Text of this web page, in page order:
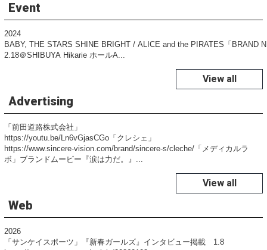
Event
2024
BABY, THE STARS SHINE BRIGHT / ALICE and the PIRATES「BRAND
2.18＠SHIBUYA Hikarie ホールA...
View all
Advertising
「前田道路株式会社」
https://youtu.be/Ln6vGjasCGo「クレシェ」
https://www.sincere-vision.com/brand/sincere-s/cleche/「メディカルラ
ボ」ブランドムービー『涙は力だ。』...
View all
Web
2026
「サンケイスポーツ」『新春ガールズ』インタビュー掲載 1.8